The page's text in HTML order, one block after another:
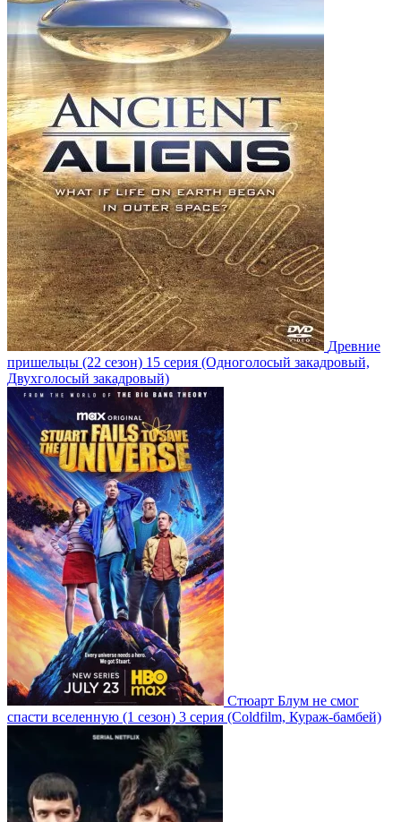
Древние
пришельцы (22 сезон) 15 серия (Одноголосый закадровый,
Двухголосый закадровый)
Стюарт Блум не смог
спасти вселенную (1 сезон) 3 серия (Coldfilm, Кураж-бамбей)